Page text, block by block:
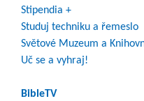
Stipendia +
Studuj techniku a řemeslo
Světové Muzeum a
Uč se a vyhraj!
BibleTV